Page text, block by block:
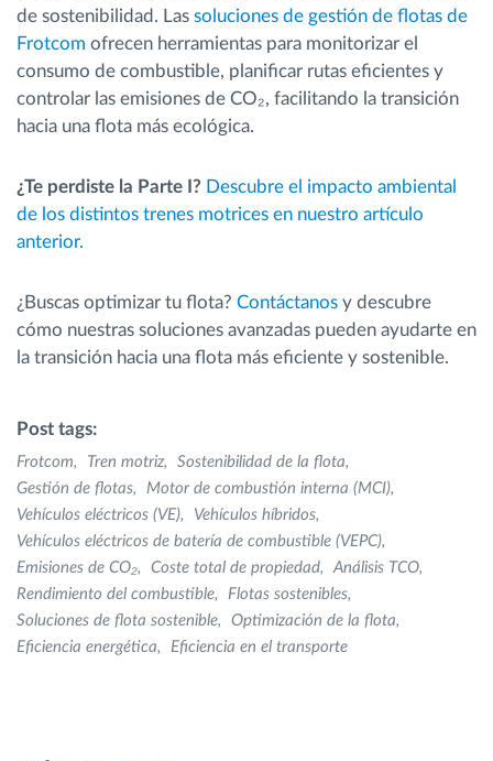
de sostenibilidad. Las soluciones de gestión de flotas de
Frotcom ofrecen herramientas para monitorizar el
consumo de combustible, planificar rutas eficientes y
controlar las emisiones de CO₂, facilitando la transición
hacia una flota más ecológica.
¿Te perdiste la Parte I? Descubre el impacto ambiental
de los distintos trenes motrices en nuestro artículo
anterior.
¿Buscas optimizar tu flota? Contáctanos y descubre
cómo nuestras soluciones avanzadas pueden ayudarte en
la transición hacia una flota más eficiente y sostenible.
Post tags:
Frotcom Tren motriz
Sostenibilidad de la flota
Gestión de flotas
Motor de combustión interna (MCI)
Vehículos eléctricos (VE)
Vehículos híbridos
Vehículos eléctricos de batería de combustible (VEPC)
Emisiones de CO₂
Coste total de propiedad
Análisis TCO
Rendimiento del combustible
Flotas sostenibles
Soluciones de flota sostenible
Optimización de la flota
Eficiencia energética
Eficiencia en el transporte